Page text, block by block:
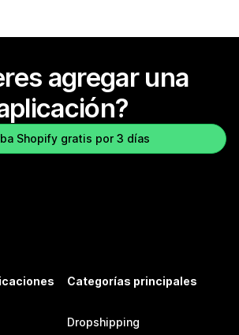
agregar una
Shopify gratis por 3 días
Categorías principales
Dropshipping